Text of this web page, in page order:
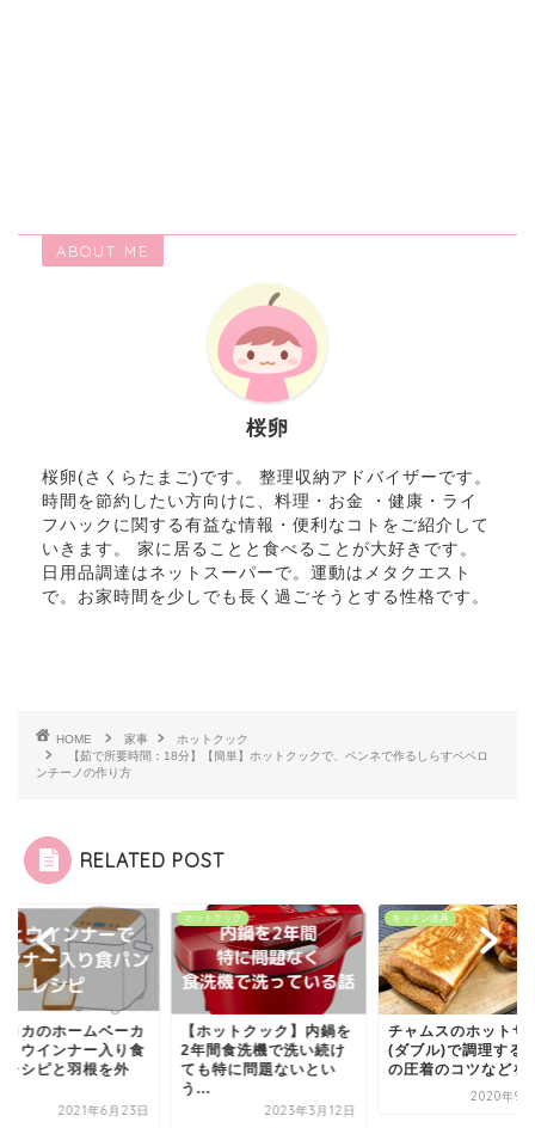
ABOUT ME
桜卵
桜卵(さくらたまご)です。 整理収納アドバイザーです。
時間を節約したい方向けに、料理・お金 ・健康・ライ
フハックに関する有益な情報・便利なコトをご紹介して
いきます。 家に居ることと食べることが大好きです。
日用品調達はネットスーパーで。運動はメタクエスト
で。お家時間を少しでも長く過ごそうとする性格です。
HOME 家事
ホットクック
【茹で所要時間：18分】【簡単】ホットクックで、ペンネで作るしらすペペロ
ンチーノの作り方
RELATED POST
ロカのホームベーカ
】ウインナー入り食
レシピと羽根を外
2021年6月23日
ホットクック
【ホットクック】内鍋を
2年間食洗機で洗い続け
ても特に問題ないとい
う...
2023年3月12日
キッチン道具
チャムスのホットサ
(ダブル)で調理する
の圧着のコツなどを
2020年9